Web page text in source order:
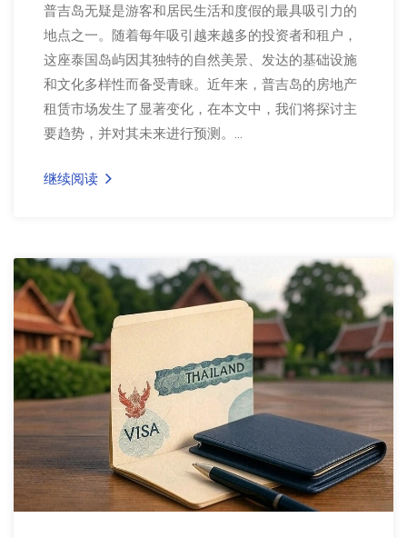
普吉岛无疑是游客和居民生活和度假的最具吸引力的
地点之一。随着每年吸引越来越多的投资者和租户，
这座泰国岛屿因其独特的自然美景、发达的基础设施
和文化多样性而备受青睐。近年来，普吉岛的房地产
租赁市场发生了显著变化，在本文中，我们将探讨主
要趋势，并对其未来进行预测。...
继续阅读